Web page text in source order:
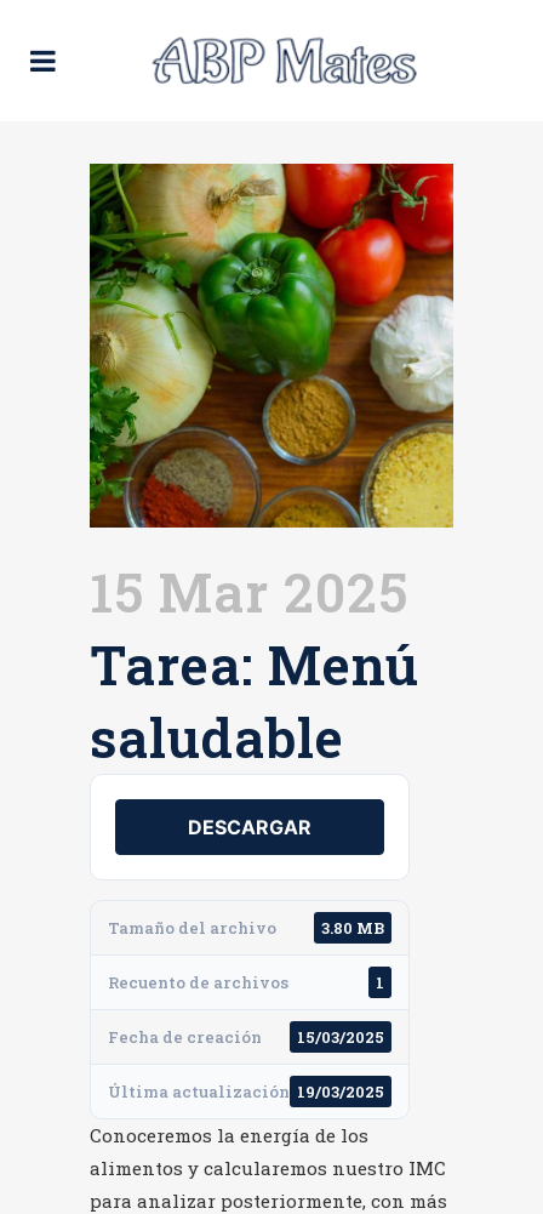
15 Mar 2025
Tarea: Menú
saludable
DESCARGAR
Tamaño del archivo 3.80 MB
Recuento de archivos 1
Fecha de creación 15/03/2025
Última actualización 19/03/2025
Conoceremos la energía de los
alimentos y calcularemos nuestro IMC
para analizar posteriormente, con más